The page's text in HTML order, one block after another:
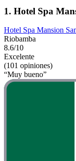
1. Hotel Spa
Hotel Spa Mansion
Riobamba
8.6/10
Excelente
(101 opiniones)
“Muy bueno”